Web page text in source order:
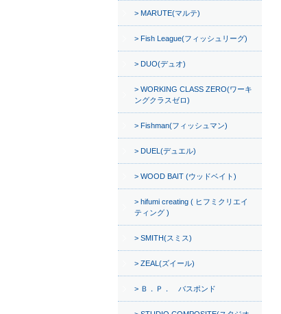
MARUTE(マルテ)
Fish League(フィッシュリーグ)
DUO(デュオ)
WORKING CLASS ZERO(ワーキ
ングクラスゼロ)
Fishman(フィッシュマン)
DUEL(デュエル)
WOOD BAIT (ウッドベイト)
hifumi creating ( ヒフミクリエイ
ティング )
SMITH(スミス)
ZEAL(ズイール)
Ｂ．Ｐ． バスポンド